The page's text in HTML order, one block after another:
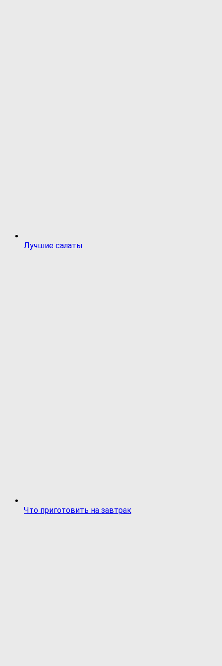
Лучшие салаты
Что приготовить на завтрак